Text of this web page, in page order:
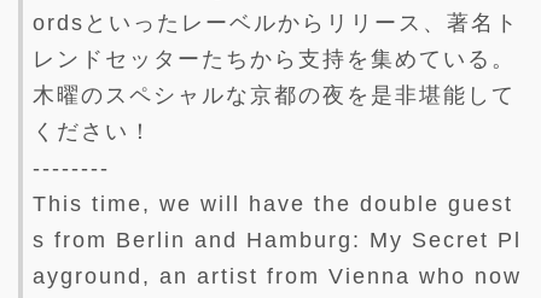
ordsといったレーベルからリリース、著名ト
レンドセッターたちから支持を集めている。
木曜のスペシャルな京都の夜を是非堪能して
ください！
--------
This time, we will have the double guest
s from Berlin and Hamburg: My Secret Pl
ayground, an artist from Vienna who now